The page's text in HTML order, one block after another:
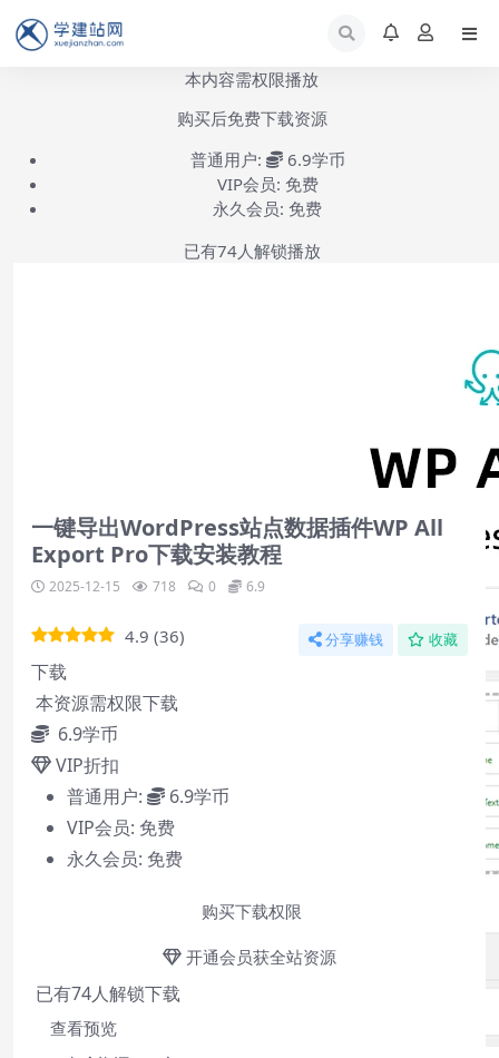
本内容需权限播放
购买后免费下载资源
普通用户:
6.9学币
VIP会员: 免费
永久会员: 免费
已有74人解锁播放
一键导出WordPress站点数据插件WP All
Export Pro下载安装教程
2025-12-15 718 0 6.9
4.9 (36) 分享赚钱 收藏
下载
本资源需权限下载
6.9学币
VIP折扣
普通用户:
6.9学币
VIP会员: 免费
永久会员: 免费
购买下载权限
开通会员获全站资源
已有74人解锁下载
查看预览